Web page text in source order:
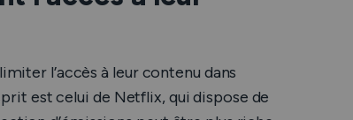
l’accès à leur contenu dans
est celui de Netflix, qui dispose de